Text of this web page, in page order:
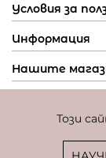
Този
Условия за
Информация
Нашите